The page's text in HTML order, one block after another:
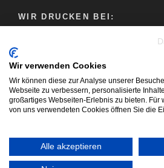
WIR DRUCKEN BEI:
Impressum | Datenschutzerklärung
Wir verwenden Cookies
Wir können diese zur Analyse unserer
Webseite zu verbessern, personalisierte
großartiges Webseiten-Erlebnis zu bieten. Für
von uns verwendeten Cookies öffnen Sie die
Alle akzeptieren